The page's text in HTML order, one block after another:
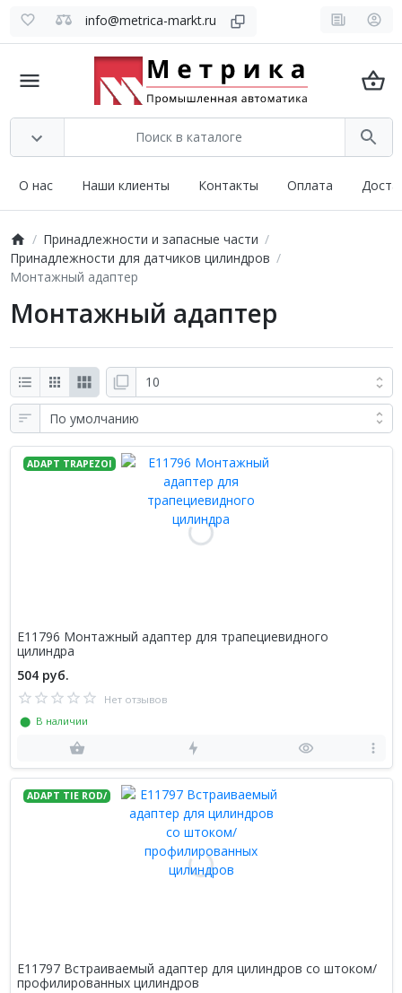
info@metrica-markt.ru
О нас Наши клиенты Контакты Оплата
Принадлежности и запасные части
Принадлежности для датчиков цилиндров
Монтажный адаптер
Монтажный адаптер
ADAPT TRAPEZOI
E11796 Монтажный адаптер для трапециевидного
цилиндра
504 руб.
Нет отзывов
⬤ В наличии
ADAPT TIE ROD/
E11797 Встраиваемый адаптер для цилиндров со штоком/
профилированных цилиндров